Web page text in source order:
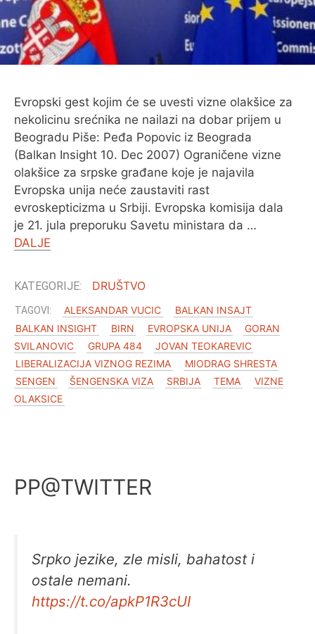
O MENI
Evropski gest kojim će se uvesti vizne olakšice za
nekolicinu srećnika ne nailazi na dobar prijem u
Beogradu Piše: Peđa Popovic iz Beograda
(Balkan Insight 10. Dec 2007) Ograničene vizne
olakšice za srpske građane koje je najavila
Evropska unija neće zaustaviti rast
evroskepticizma u Srbiji. Evropska komisija dala
je 21. jula preporuku Savetu ministara da …
DALJE
DRUŠTVO
ALEKSANDAR VUCIC
BALKAN INSAJT
BALKAN INSIGHT
BIRN EVROPSKA UNIJA
GORAN
SVILANOVIC
GRUPA 484
JOVAN TEOKAREVIC
LIBERALIZACIJA VIZNOG REZIMA
MIODRAG SHRESTA
SENGEN
ŠENGENSKA VIZA SRBIJA TEMA
VIZNE
OLAKSICE
PP@TWITTER
Srpko jezike, zle misli, bahatost i
ostale nemani.
https://t.co/apkP1R3cUI